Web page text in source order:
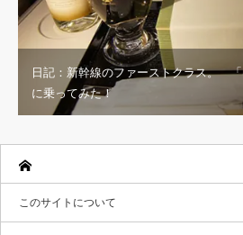
日記：新幹線のファーストクラス。
に乗ってみた！
このサイトについて